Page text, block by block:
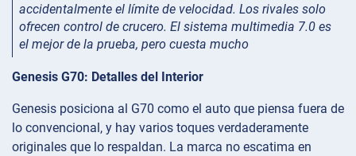
accidentalmente el límite de velocidad. Los rivales solo
ofrecen control de crucero. El sistema multimedia 7.0 es
el mejor de la prueba, pero cuesta mucho
Genesis G70: Detalles del Interior
Genesis posiciona al G70 como el auto que piensa fuera de
lo convencional, y hay varios toques verdaderamente
originales que lo respaldan. La marca no escatima en